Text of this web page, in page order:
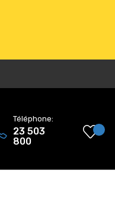
Téléphone:
23 503
800